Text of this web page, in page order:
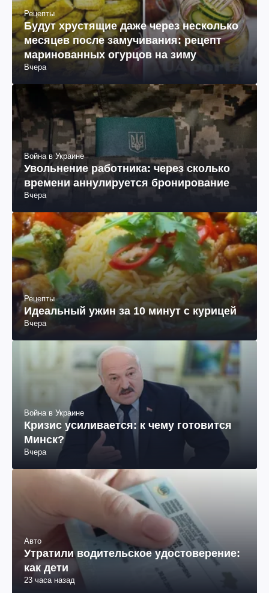
Рецепты
Будут хрустящие даже через несколько
месяцев после замучивания: рецепт
маринованных огурцов на зиму
Война в Украине
Увольнение работника: через сколько
времени аннулируется бронирование
Рецепты
Идеальный ужин за 10 минут с курицей
Война в Украине
Кризис усиливается: к чему готовится
Минск?
Авто
Утратили водительское удостоверение:
как дети